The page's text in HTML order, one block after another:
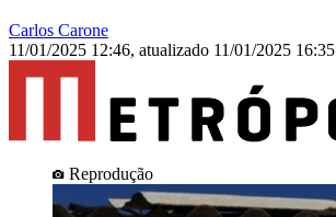
Carlos Carone
11/01/2025 12:46, atualizado 11/01/2025 16:35
Reprodução